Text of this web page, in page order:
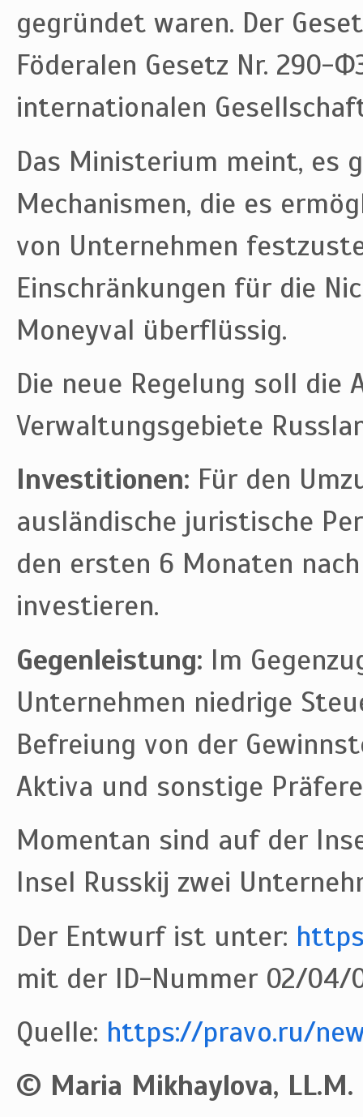
gegründet waren. Der
Föderalen Gesetz Nr. 290-
internationalen
Das Ministerium meint, es
Mechanismen, die es
von Unternehmen
Einschränkungen für die
Moneyval überflüssig.
Die neue Regelung soll
Verwaltungsgebiete
Investitionen: Für den
ausländische juristische
den ersten 6 Monaten
investieren.
Gegenleistung: Im
Unternehmen niedrige
Befreiung von der
Aktiva und sonstige
Momentan sind auf der
Insel Russkij zwei
Der Entwurf ist unter:
mit der ID-Nummer 02/04/
Quelle: https://pravo.ru/
© Maria Mikhaylova, LL.M.